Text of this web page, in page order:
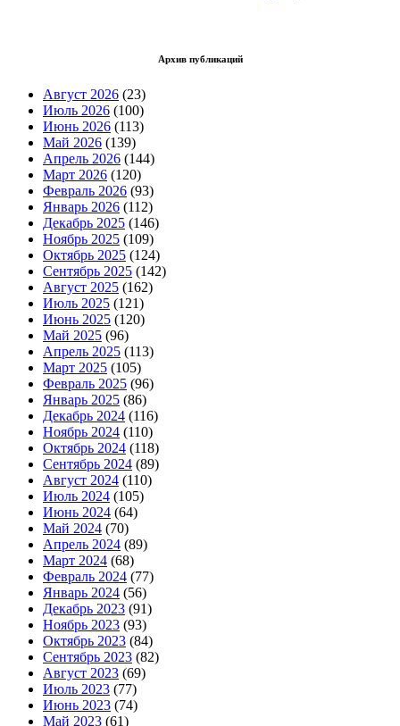
Архив публикаций
Август 2026 (23)
Июль 2026 (100)
Июнь 2026 (113)
Май 2026 (139)
Апрель 2026 (144)
Март 2026 (120)
Февраль 2026 (93)
Январь 2026 (112)
Декабрь 2025 (146)
Ноябрь 2025 (109)
Октябрь 2025 (124)
Сентябрь 2025 (142)
Август 2025 (162)
Июль 2025 (121)
Июнь 2025 (120)
Май 2025 (96)
Апрель 2025 (113)
Март 2025 (105)
Февраль 2025 (96)
Январь 2025 (86)
Декабрь 2024 (116)
Ноябрь 2024 (110)
Октябрь 2024 (118)
Сентябрь 2024 (89)
Август 2024 (110)
Июль 2024 (105)
Июнь 2024 (64)
Май 2024 (70)
Апрель 2024 (89)
Март 2024 (68)
Февраль 2024 (77)
Январь 2024 (56)
Декабрь 2023 (91)
Ноябрь 2023 (93)
Октябрь 2023 (84)
Сентябрь 2023 (82)
Август 2023 (69)
Июль 2023 (77)
Июнь 2023 (74)
Май 2023 (61)